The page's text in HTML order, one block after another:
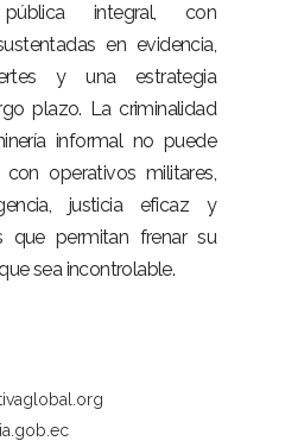
integral, con
en evidencia,
y una estrategia
plazo. La criminalidad
informal no puede
operativos militares,
justicia eficaz y
que permitan frenar su
sea incontrolable.